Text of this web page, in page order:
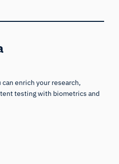
enrich your research,
testing with biometrics and